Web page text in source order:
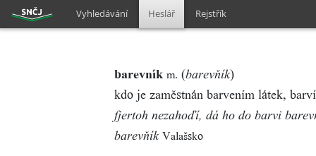
Vyhledávání Heslář Rejstřík
barevník m. (barevňík)
kdo je zaměstnán barvením látek,
fjertoh nezahoďí, dá ho do barvi
barevňík Valašsko